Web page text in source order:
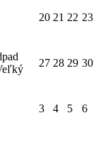
20 21 22 23
27 28 29 30
3 4 5
6